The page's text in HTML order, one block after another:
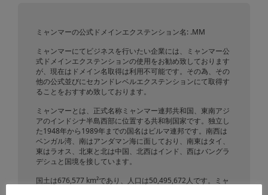
ミャンマーの公式ドメインエクステンション名: .MM
ミャンマーにてビジネスを行いたい企業には、ミャンマー公
式ドメインエクステンションの使用をお勧め致しております
が、現在はドメイン名取得は利用不可能です。その為、その
他の公式並びにセカンドレベルエクステンションにて取得す
ることをおすすめ致しております。
ミャンマーとは、正式名称ミャンマー連邦共和国、東南アジ
アのインドシナ半島西部に位置する共和制国家です。独立し
た1948年から1989年までの国名はビルマ連邦です。南西は
ベンガル湾、南はアンダマン海に面しており、南東はタイ、
東はラオス、北東と北は中国、北西はインド、西はバングラ
デシュと国境を接しています。
国土は676,577 km²であり、人口は50,495,672人です。ミャ